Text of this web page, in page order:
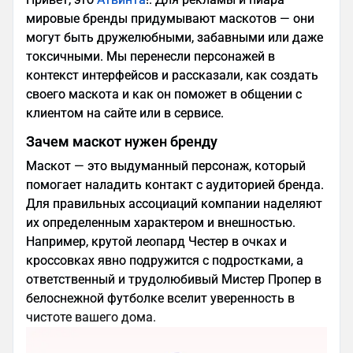
мировые бренды придумывают маскотов — они
могут быть дружелюбными, забавными или даже
токсичными. Мы перенесли персонажей в
контекст интерфейсов и рассказали, как создать
своего маскота и как он поможет в общении с
клиентом на сайте или в сервисе.
Зачем маскот нужен бренду
Маскот — это выдуманный персонаж, который
помогает наладить контакт с аудиторией бренда.
Для правильных ассоциаций компании наделяют
их определенным характером и внешностью.
Например, крутой леопард Честер в очках и
кроссовках явно подружится с подростками, а
ответственный и трудолюбивый Мистер Пропер в
белоснежной футболке вселит уверенность в
чистоте вашего дома.